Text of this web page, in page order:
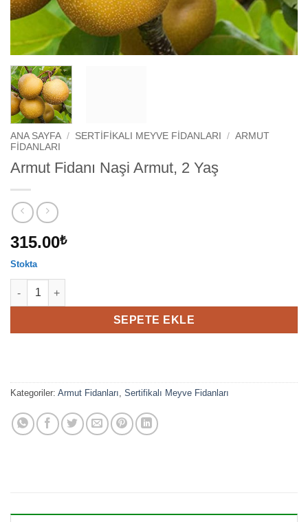
ANA SAYFA / SERTIFIKALI MEYVE FIDANLARI / ARMUT
FIDANLARI
Armut Fidanı Naşi Armut, 2 Yaş
315.00₺
Stokta
Armut Fidanı Naşi Armut, 2 Yaş adet
SEPETE EKLE
Kategoriler: Armut Fidanları, Sertifikalı Meyve Fidanları